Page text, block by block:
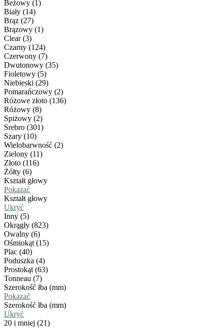
Beżowy (1)
Biały (14)
Brąz (27)
Brązowy (1)
Clear (3)
Czarny (124)
Czerwony (7)
Dwutonowy (35)
Fioletowy (5)
Niebieski (29)
Pomarańczowy (2)
Różowe złoto (136)
Różowy (8)
Spiżowy (2)
Srebro (301)
Szary (10)
Wielobarwność (2)
Zielony (11)
Złoto (116)
Żółty (6)
Kształt głowy
Pokazać
Kształt głowy
Ukryć
Inny (5)
Okrągły (823)
Owalny (6)
Ośmiokąt (15)
Plac (40)
Poduszka (4)
Prostokąt (63)
Tonneau (7)
Szerokość łba (mm)
Pokazać
Szerokość łba (mm)
Ukryć
20 i mniej (21)